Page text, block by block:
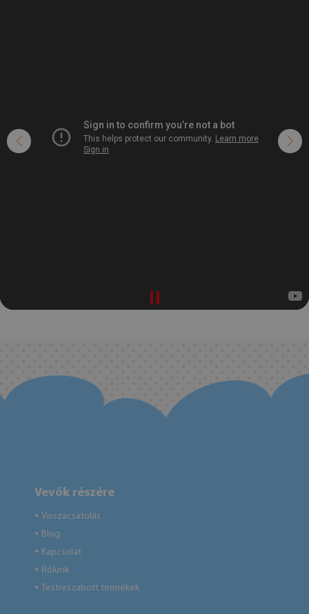
Vevők részére
● Visszacsatolás
● Blog
● Kapcsolat
● Rólunk
● Testreszabott termékek